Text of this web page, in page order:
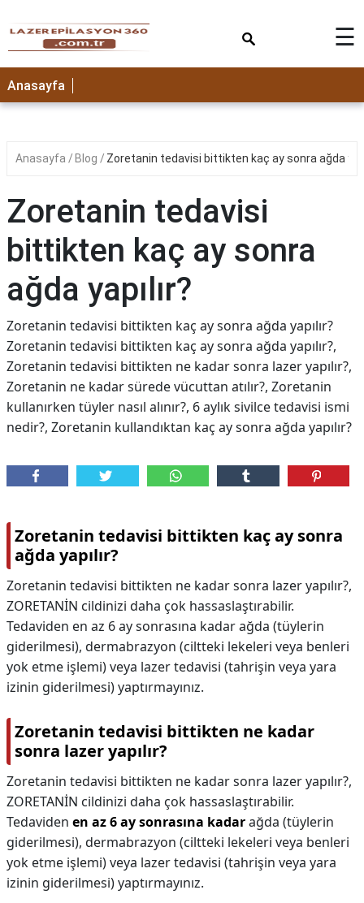
☰
Anasayfa
Anasayfa Blog Zoretanin tedavisi bittikten kaç ay sonra ağda
Zoretanin tedavisi
bittikten kaç ay sonra
ağda yapılır?
Zoretanin tedavisi bittikten kaç ay sonra ağda yapılır?
Zoretanin tedavisi bittikten kaç ay sonra ağda yapılır?,
Zoretanin tedavisi bittikten ne kadar sonra lazer yapılır?,
Zoretanin ne kadar sürede vücuttan atılır?, Zoretanin
kullanırken tüyler nasıl alınır?, 6 aylık sivilce tedavisi ismi
nedir?, Zoretanin kullandıktan kaç ay sonra ağda yapılır?
Zoretanin tedavisi bittikten kaç ay sonra
ağda yapılır?
Zoretanin tedavisi bittikten ne kadar sonra lazer yapılır?,
ZORETANİN cildinizi daha çok hassaslaştırabilir.
Tedaviden en az 6 ay sonrasına kadar ağda (tüylerin
giderilmesi), dermabrazyon (ciltteki lekeleri veya benleri
yok etme işlemi) veya lazer tedavisi (tahrişin veya yara
izinin giderilmesi) yaptırmayınız.
Zoretanin tedavisi bittikten ne kadar
sonra lazer yapılır?
Zoretanin tedavisi bittikten ne kadar sonra lazer yapılır?,
ZORETANİN cildinizi daha çok hassaslaştırabilir.
Tedaviden en az 6 ay sonrasına kadarağda (tüylerin
giderilmesi), dermabrazyon (ciltteki lekeleri veya benleri
yok etme işlemi) veya lazer tedavisi (tahrişin veya yara
izinin giderilmesi) yaptırmayınız.